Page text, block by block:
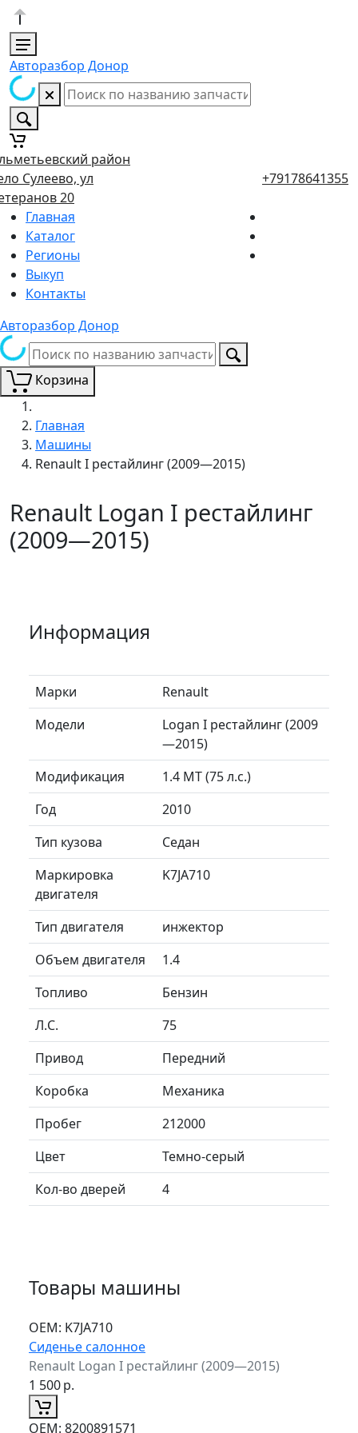
Авторазбор Донор
район
Сулеево, ул
20
+79178641355
Главная
Каталог
Регионы
Выкуп
Контакты
Авторазбор Донор
Корзина
Главная
Машины
Renault I рестайлинг (2009—2015)
Renault Logan I рестайлинг
(2009—2015)
Информация
Марки
Renault
Модели
Logan I рестайлинг (2009
—2015)
Модификация
1.4 MT (75 л.с.)
Год
2010
Тип кузова
Седан
Маркировка
двигателя
K7JA710
Тип двигателя
инжектор
Объем двигателя
1.4
Топливо
Бензин
Л.C.
75
Привод
Передний
Коробка
Механика
Пробег
212000
Цвет
Темно-серый
Кол-во дверей
4
Товары машины
ОЕМ: K7JA710
Сиденье салонное
Renault Logan I рестайлинг (2009—2015)
1 500р.
ОЕМ: 8200891571